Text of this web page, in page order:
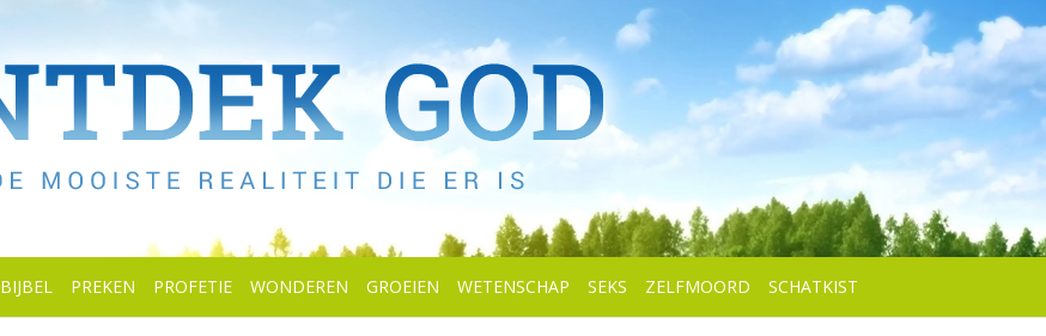
BIJBEL PREKEN PROFETIE WONDEREN GROEIEN WETENSCHAP SEKS ZELFMOORD SCHATKIST